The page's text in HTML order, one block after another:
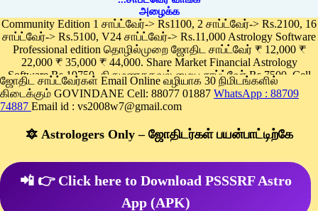
Community Edition 1 சாப்ட்வேர்-> Rs1100, 2 சாப்ட்வேர்-> Rs.2100, 16
சாப்ட்வேர்-> Rs.5100, V24 சாப்ட்வேர்-> Rs.11,000 Astrology Software
Professional edition தொழில்முறை ஜோதிட சாப்ட்வேர் ₹ 12,000 ₹
22,000 ₹ 35,000 ₹ 44,000. Share Market Financial Astrology
Software Rs.19750, திருமணதகவல் மைய சாப்ட்வேர் Rs.7500, Cell
Phone App Rs. 1100
Pay online
ஜோதிட சாப்ட்வேர்கள் Email Online வழியாக 30 நிமிடங்களில்
கிடைக்கும் GOVINDANE Cell: 88077 01887 WhatsApp : 88709
74887 Email id : vs2008w7@gmail.com
🔯 Astrologers Only – ஜோதிடர்கள் பயன்பாட்டிற்கே
📲 👉 Click here to Download PSSSRF Astro
App (APK)